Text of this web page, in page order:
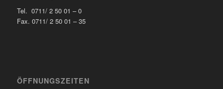
Tel. 0711/ 2 50 01 – 0
Fax. 0711/ 2 50 01 – 35
ÖFFNUNGSZEITEN